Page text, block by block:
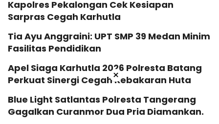
Kapolres Pekalongan Cek Kesiapan
Sarpras Cegah Karhutla
Tia Ayu Anggraini: UPT SMP 39 Medan Minim
Fasilitas Pendidikan
Apel Siaga Karhutla 2026 Polresta Batang
Perkuat Sinergi Cegah Kebakaran Huta
Blue Light Satlantas Polresta Tangerang
Gagalkan Curanmor Dua Pria Diamankan.
×